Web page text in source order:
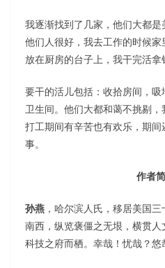
我逐渐找到了几家，他们大都是
他们人很好，我去工作的时候
放在厨房的台子上，我干完活拿
要干的活儿包括：收拾房间，
卫生间。他们大都和蔼不挑剔，
打工期间有辛苦也有欢乐，期
事。
作者
孙燕 ，哈尔滨人氏，移居美国
南西，纵览褒僵之无垠，横贯
科技之府而栖。幸哉！忧哉？悠